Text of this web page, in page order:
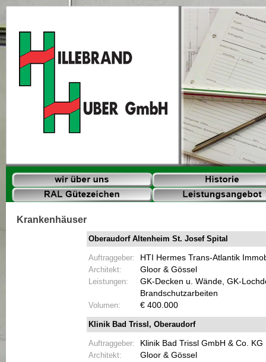
Krankenhäuser
Oberaudorf Altenheim St. Josef Spital
Auftraggeber:
Architekt:
Leistungen:
Volumen:
HTI Hermes Trans-Atlantik
Gloor & Gössel
GK- Decken u. Wände, GK-
Brandschutzarbeiten
€ 400.000
Klinik Bad Trissl, Oberaudorf
Auftraggeber:
Architekt:
Klinik Bad Trissl GmbH & Co. KG
Gloor & Gössel